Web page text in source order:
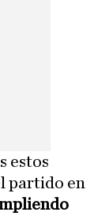
estos
partido en